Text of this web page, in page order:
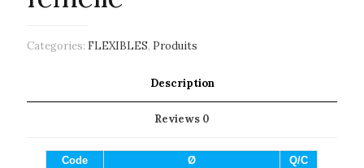
Categories: FLEXIBLES, Produits
Description
Reviews 0
Code Ø Q/C